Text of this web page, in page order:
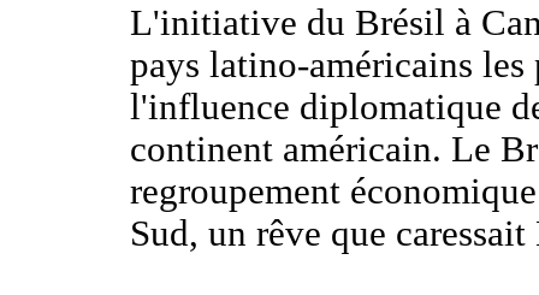
L'initiative du Brésil à
pays latino-américains
l'influence diplomatique
continent américain. Le
regroupement
Sud, un rêve que